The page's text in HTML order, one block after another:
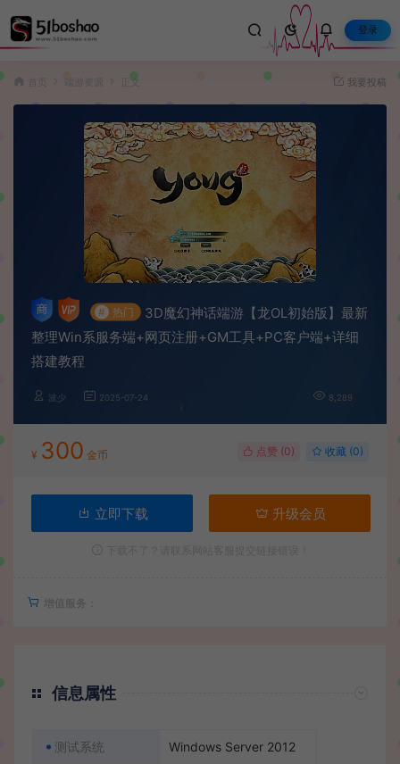
登录
端游资源 正文 我要投稿
# 热门
3D魔幻神话端游【龙OL初始版】最新
整理Win系服务端+网页注册+GM工具+PC客户端+详细
搭建教程
波少 2025-07-24 8,289
¥ 300 金币 点赞 (0) 收藏 (0)
立即下载 升级会员
增值服务：
信息属性
测试系统 Windows Server 2012